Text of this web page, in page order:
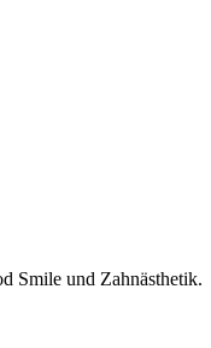
Smile und Zahnästhetik.